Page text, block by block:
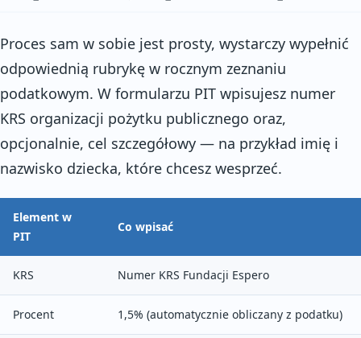
Proces sam w sobie jest prosty, wystarczy wypełnić
odpowiednią rubrykę w rocznym zeznaniu
podatkowym. W formularzu PIT wpisujesz numer
KRS organizacji pożytku publicznego oraz,
opcjonalnie, cel szczegółowy — na przykład imię i
nazwisko dziecka, które chcesz wesprzeć.
Element w
PIT
Co wpisać
KRS Numer KRS Fundacji Espero
Procent 1,5% (automatycznie obliczany z podatku)